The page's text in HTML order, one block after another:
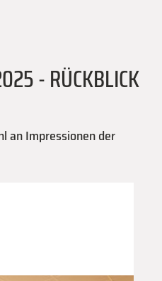
- RÜCKBLICK
an Impressionen der